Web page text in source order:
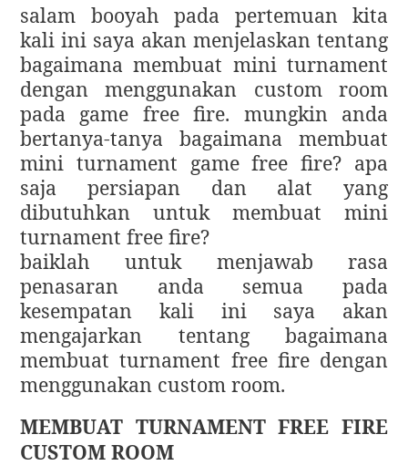
salam booyah pada pertemuan kita
kali ini saya akan menjelaskan tentang
bagaimana membuat mini turnament
dengan menggunakan custom room
pada game free fire. mungkin anda
bertanya-tanya bagaimana membuat
mini turnament game free fire? apa
saja persiapan dan alat yang
dibutuhkan untuk membuat mini
turnament free fire?
baiklah untuk menjawab rasa
penasaran anda semua pada
kesempatan kali ini saya akan
mengajarkan tentang bagaimana
membuat turnament free fire dengan
menggunakan custom room.
MEMBUAT TURNAMENT FREE FIRE
CUSTOM ROOM